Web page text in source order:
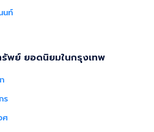
นท์
รัพย์ ยอดนิยมในกรุงเทพ
ร
ศ